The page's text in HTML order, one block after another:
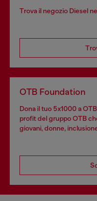
Trova il negozio Diesel
OTB Foundation
Dona il tuo 5x1000 a
profit del gruppo OTB
giovani, donne,